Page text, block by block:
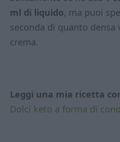
ml di liquido, ma puoi
seconda di quanto densa
crema.
Leggi una mia ricetta
Dolci keto a forma di